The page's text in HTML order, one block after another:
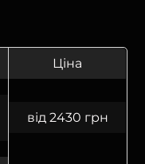
Ціна
від 2430 грн